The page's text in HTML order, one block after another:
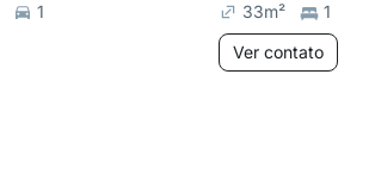
1
33m² 1
Ver contato